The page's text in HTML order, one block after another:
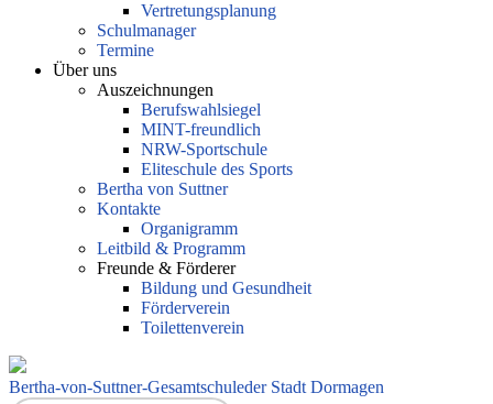
Vertretungsplanung
Schulmanager
Termine
Über uns
Auszeichnungen
Berufswahlsiegel
MINT-freundlich
NRW-Sportschule
Eliteschule des Sports
Bertha von Suttner
Kontakte
Organigramm
Leitbild & Programm
Freunde & Förderer
Bildung und Gesundheit
Förderverein
Toilettenverein
Bertha-von-Suttner-Gesamtschuleder Stadt Dormagen